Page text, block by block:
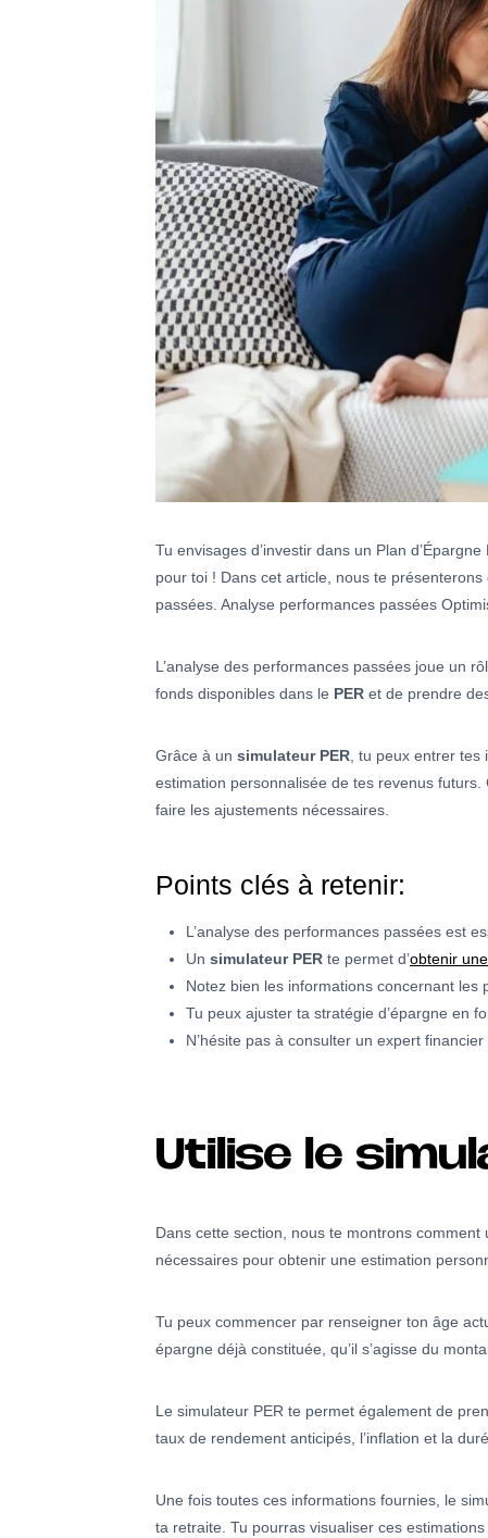
Tu envisages d’investir dans un Plan d’Épargne
pour toi ! Dans cet article, nous te
passées. Analyse performances passées
L’analyse des performances passées joue un
fonds disponibles dans le PER et de prendre
Grâce à un simulateur PER , tu peux entrer
estimation personnalisée de tes revenus
faire les ajustements nécessaires.
Points clés à retenir:
L’analyse des performances passées est
Un simulateur PER te permet d’obtenir
Notez bien les informations concernant les
Tu peux ajuster ta stratégie d’épargne en
N’hésite pas à consulter un expert
Utilise le
Dans cette section, nous te montrons comment
nécessaires pour obtenir une estimation
Tu peux commencer par renseigner ton âge
épargne déjà constituée, qu’il s’agisse du
Le simulateur PER te permet également de
taux de rendement anticipés, l’inflation et la
Une fois toutes ces informations fournies, le
ta retraite. Tu pourras visualiser ces